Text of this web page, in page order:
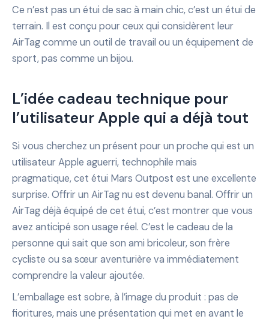
Ce n’est pas un étui de sac à main chic, c’est un étui de
terrain. Il est conçu pour ceux qui considèrent leur
AirTag comme un outil de travail ou un équipement de
sport, pas comme un bijou.
L’idée cadeau technique pour
l’utilisateur Apple qui a déjà tout
Si vous cherchez un présent pour un proche qui est un
utilisateur Apple aguerri, technophile mais
pragmatique, cet étui Mars Outpost est une excellente
surprise. Offrir un AirTag nu est devenu banal. Offrir un
AirTag déjà équipé de cet étui, c’est montrer que vous
avez anticipé son usage réel. C’est le cadeau de la
personne qui sait que son ami bricoleur, son frère
cycliste ou sa sœur aventurière va immédiatement
comprendre la valeur ajoutée.
L’emballage est sobre, à l’image du produit : pas de
fioritures, mais une présentation qui met en avant le